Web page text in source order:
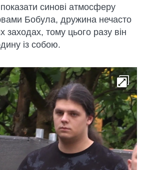
синові атмосферу
Бобула, дружина нечасто
заходах, тому цього разу він
із собою.